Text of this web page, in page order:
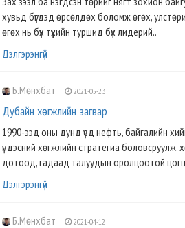
хувьд бүгдэд өрсөлдөх боломж өгөх,
өгөх нь бүх түүхийн туршид бүх лидерий..
Дэлгэрэнгүй
Б.Мөнхбат 2021-05-23
Дубайн хөгжлийн загвар
1990-ээд оны дунд үед нефть, байгалийн
үндэсний хөгжлийн стратегиа боловсруулж,
дотоод, гадаад талуудын оролцоотой
Дэлгэрэнгүй
Б.Мөнхбат 2021-04-12